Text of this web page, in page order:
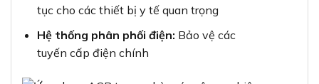
tục cho các thiết bị y tế quan trọng
Hệ thống phân phối điện: Bảo vệ các
tuyến cấp điện chính